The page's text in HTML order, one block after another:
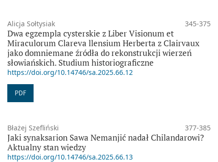
Alicja Sołtysiak 345-375
Dwa egzempla cysterskie z Liber Visionum et
Miraculorum Clareva llensium Herberta z Clairvaux
jako domniemane źródła do rekonstrukcji wierzeń
słowiańskich. Studium historiograficzne
https://doi.org/10.14746/sa.2025.66.12
PDF
Błażej Szefliński 377-385
Jaki synaksarion Sawa Nemanjić nadał Chilandarowi?
Aktualny stan wiedzy
https://doi.org/10.14746/sa.2025.66.13